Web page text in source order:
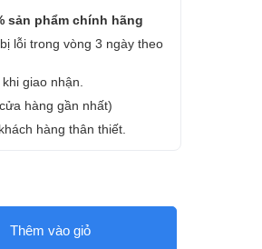
sản phẩm chính hãng
lỗi trong vòng 3 ngày theo
giao nhận.
hàng gần nhất)
hàng thân thiết.
Thêm vào giỏ